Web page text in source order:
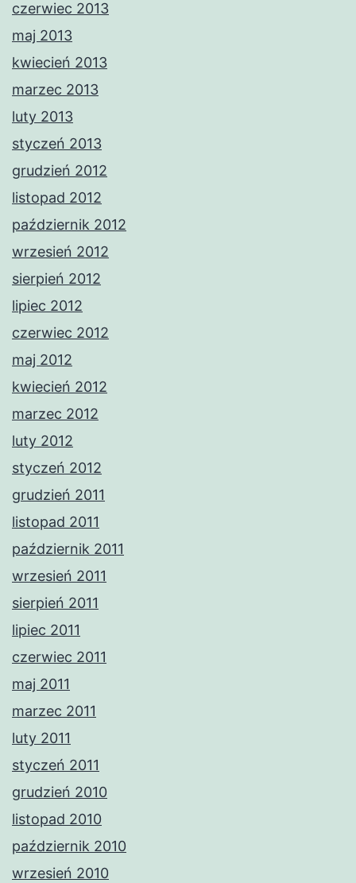
czerwiec 2013
maj 2013
kwiecień 2013
marzec 2013
luty 2013
styczeń 2013
grudzień 2012
listopad 2012
październik 2012
wrzesień 2012
sierpień 2012
lipiec 2012
czerwiec 2012
maj 2012
kwiecień 2012
marzec 2012
luty 2012
styczeń 2012
grudzień 2011
listopad 2011
październik 2011
wrzesień 2011
sierpień 2011
lipiec 2011
czerwiec 2011
maj 2011
marzec 2011
luty 2011
styczeń 2011
grudzień 2010
listopad 2010
październik 2010
wrzesień 2010